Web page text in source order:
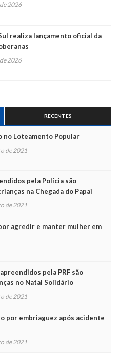
2026
realiza lançamento oficial da
2026
RECENTES
no Loteamento Popular
de 2021
pela Polícia são
na Chegada do Papai
de 2021
agredir e manter mulher em
pela PRF são
no Natal Solidário
de 2021
por embriaguez após acidente
de 2021